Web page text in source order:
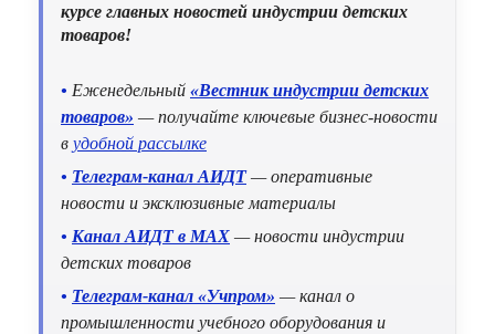
курсе главных новостей индустрии детских
товаров!
• Еженедельный «Вестник индустрии детских
товаров» — получайте ключевые бизнес-новости
в удобной рассылке
• Телеграм-канал АИДТ— оперативные
новости и эксклюзивные материалы
• Канал АИДТ в MAX — новости индустрии
детских товаров
• Телеграм-канал «Учпром» — канал о
промышленности учебного оборудования и